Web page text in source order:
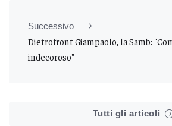
Successivo
Dietrofront Giampaolo, la Samb:
indecoroso"
Tutti gli articoli